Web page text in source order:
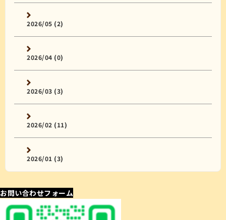
2026/05 (2)
2026/04 (0)
2026/03 (3)
2026/02 (11)
2026/01 (3)
お問い合わせフォーム